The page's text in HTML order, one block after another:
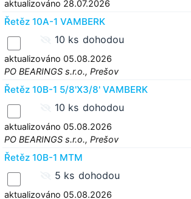
aktualizováno 28.07.2026
Řetěz 10A-1 VAMBERK
10 ks dohodou
aktualizováno 05.08.2026
PO BEARINGS s.r.o., Prešov
Řetěz 10B-1 5/8'X3/8' VAMBERK
10 ks dohodou
aktualizováno 05.08.2026
PO BEARINGS s.r.o., Prešov
Řetěz 10B-1 MTM
5 ks dohodou
aktualizováno 05.08.2026